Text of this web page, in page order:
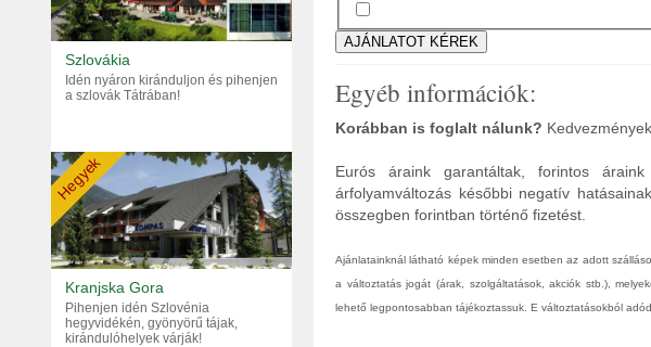
Szlovákia
Idén nyáron kiránduljon és pihenjen
a szlovák Tátrában!
Hegyek
Kranjska Gora
Pihenjen idén Szlovénia
hegyvidékén, gyönyörű tájak,
kirándulóhelyek várják!
Egyéb információk:
Korábban is foglalt nálunk? Kedvezmények
Eurós áraink garantáltak, forintos
árfolyamváltozás későbbi negatív
összegben forintban történő fizetést.
Ajánlatainknál látható képek minden esetben az adott
a változtatás jogát (árak, szolgáltatások, akciók stb.),
lehető legpontosabban tájékoztassuk. E változtatásokból